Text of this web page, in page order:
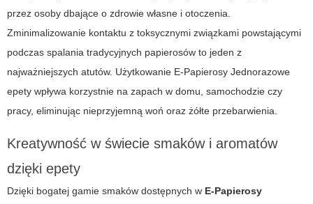
przez osoby dbające o zdrowie własne i otoczenia.
Zminimalizowanie kontaktu z toksycznymi związkami powstającymi
podczas spalania tradycyjnych papierosów to jeden z
najważniejszych atutów. Użytkowanie E-Papierosy Jednorazowe
epety wpływa korzystnie na zapach w domu, samochodzie czy
pracy, eliminując nieprzyjemną woń oraz żółte przebarwienia.
Kreatywność w świecie smaków i aromatów
dzięki epety
Dzięki bogatej gamie smaków dostępnych w E-Papierosy